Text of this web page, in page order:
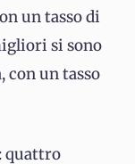
un tasso di
si sono
con un tasso
: quattro